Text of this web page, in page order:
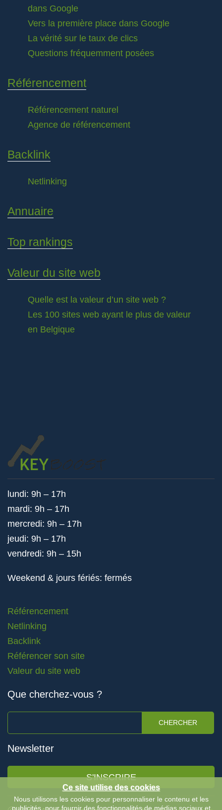
dans Google
Vers la première place dans Google
La vérité sur le taux de clics
Questions fréquemment posées
Référencement
Référencement naturel
Agence de référencement
Backlink
Netlinking
Annuaire
Top rankings
Valeur du site web
Quelle est la valeur d’un site web ?
Les 100 sites web ayant le plus de valeur
en Belgique
lundi: 9h – 17h
mardi: 9h – 17h
mercredi: 9h – 17h
jeudi: 9h – 17h
vendredi: 9h – 15h
Weekend & jours fériés: fermés
Référencement
Netlinking
Backlink
Référencer son site
Valeur du site web
Que cherchez-vous ?
CHERCHER
Newsletter
S'INSCRIRE
Ce site utilise des cookies
Nous utilisons les cookies pour personnaliser le contenu et les
publicités, pour fournir des fonctionnalités de médias sociaux et